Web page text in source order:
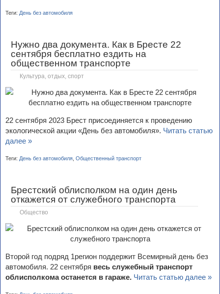
Теги: День без автомобиля
Нужно два документа. Как в Бресте 22
сентября бесплатно ездить на
общественном транспорте
Культура, отдых, спорт
22 сентября 2023 Брест присоединяется к проведению
экологической акции «День без автомобиля». Читать статью
далее »
Теги: День без автомобиля Общественный транспорт
Брестский облисполком на один день
откажется от служебного транспорта
Общество
Второй год подряд 1регион поддержит Всемирный день без
автомобиля. 22 сентября весь служебный транспорт
облисполкома останется в гараже. Читать статью далее »